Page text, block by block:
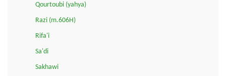
Qourtoubi (yahya)
Razi (m.606H)
Rifa'i
Sa'di
Sakhawi